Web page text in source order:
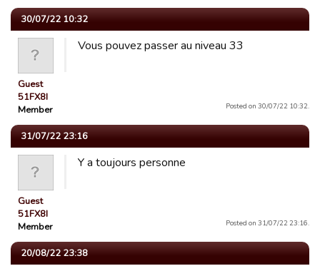
30/07/22 10:32
Guest
51FX8I
Member
Vous pouvez passer au niveau 33
Posted on 30/07/22 10:32.
31/07/22 23:16
Guest
51FX8I
Member
Y a toujours personne
Posted on 31/07/22 23:16.
20/08/22 23:38